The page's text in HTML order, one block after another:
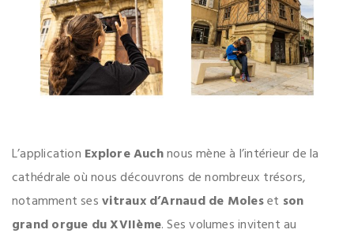
L’application Explore Auchnous mène à l’intérieur de la
cathédrale où nous découvrons de nombreux trésors,
notamment sesvitraux d’Arnaud de Moleset son
grand orgue du XVIIème. Ses volumes invitent au